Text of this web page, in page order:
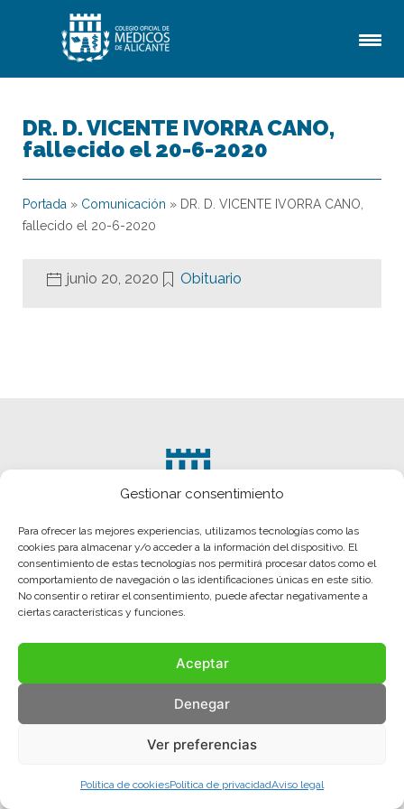
Gestionar consentimiento
Para ofrecer las mejores experiencias, utilizamos tecnologías como las
cookies para almacenar y/o acceder a la información del dispositivo. El
consentimiento de estas tecnologías nos permitirá procesar datos como el
comportamiento de navegación o las identificaciones únicas en este sitio.
No consentir o retirar el consentimiento, puede afectar negativamente a
ciertas características y funciones.
Aceptar
Denegar
Ver preferencias
Política de cookiesPolítica de privacidadAviso legal
DR. D. VICENTE IVORRA CANO,
fallecido el 20-6-2020
Portada » Comunicación » DR. D. VICENTE IVORRA CANO,
fallecido el 20-6-2020
junio 20, 2020 Obituario
Política de privacidad
Todos los derechos reservados